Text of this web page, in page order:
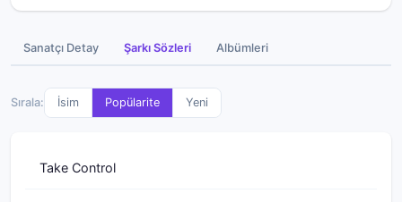
Sanatçı Detay Şarkı Sözleri Albümleri
Sırala: İsim Popülarite Yeni
Take Control